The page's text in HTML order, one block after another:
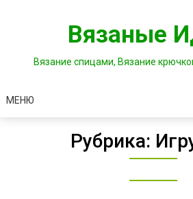
Вязаные
Вязание спицами, Вязание
МЕНЮ
Рубрика: